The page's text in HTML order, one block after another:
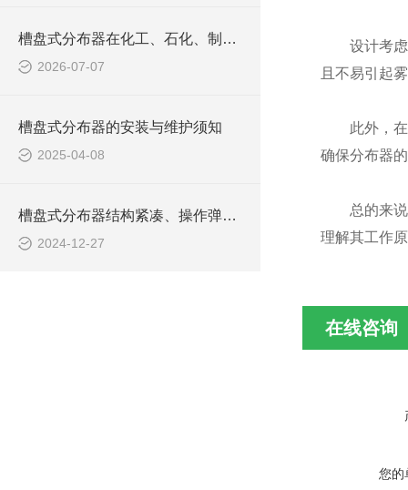
槽盘式分布器在化工、石化、制药等领域中应用广泛
2026-07-07
槽盘式分布器的安装与维护须知
2025-04-08
槽盘式分布器结构紧凑、操作弹性大
2024-12-27
设计考虑：
且不易引起
此外，在实
确保分布器
总的来说，
理解其工作
在线咨询
您的